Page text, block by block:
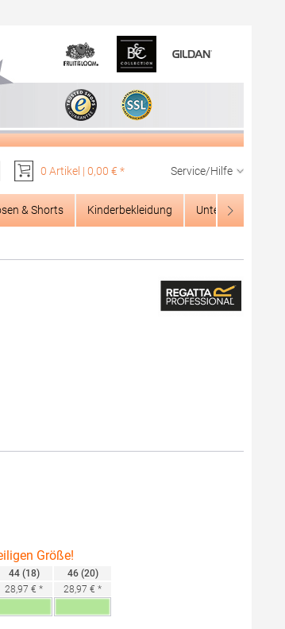
0 Artikel | 0,00 € * Service/Hilfe
& Shorts Kinderbekleidung Unterwäsche
Größe!
44 (18)
28,97 € *
46 (20)
28,97 € *